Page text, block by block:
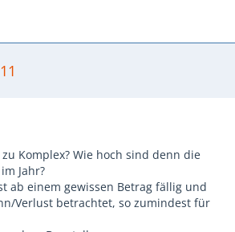
Komplex? Wie hoch sind denn die
Jahr?
ab einem gewissen Betrag fällig und
Verlust betrachtet, so zumindest für